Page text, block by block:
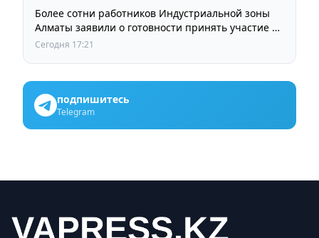
Более сотни работников Индустриальной зоны
Алматы заявили о готовности принять участие в
выборах членов Курылтая
Сегодня 17:21
подпишитесь
Telegram